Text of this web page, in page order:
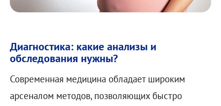
Диагностика: какие анализы и
обследования нужны?
Современная медицина обладает широким
арсеналом методов, позволяющих быстро